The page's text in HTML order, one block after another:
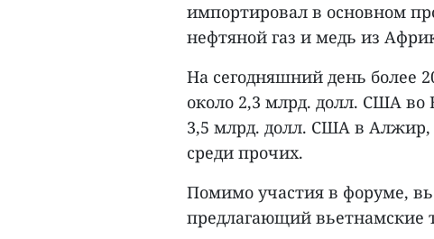
импортировал в основном
нефтяной газ и медь из
На сегодняшний день более
около 2,3 млрд. долл. США
3,5 млрд. долл. США в
среди прочих.
Помимо участия в форуме,
предлагающий вьетнамские